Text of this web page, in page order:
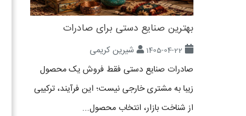
بهترین صنایع دستی برای صادرات
1405-04-22
شیرین کریمی
صادرات صنایع دستی فقط فروش یک محصول
زیبا به مشتری خارجی نیست؛ این فرآیند، ترکیبی
از شناخت بازار، انتخاب محصول...